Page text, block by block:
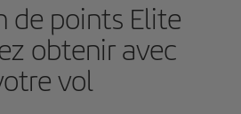
de points Elite
obtenir avec
vol